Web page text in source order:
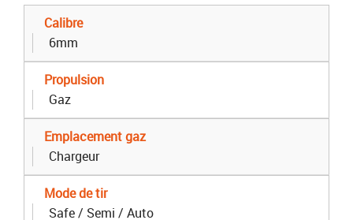
Calibre
6mm
Propulsion
Gaz
Emplacement gaz
Chargeur
Mode de tir
Safe / Semi / Auto